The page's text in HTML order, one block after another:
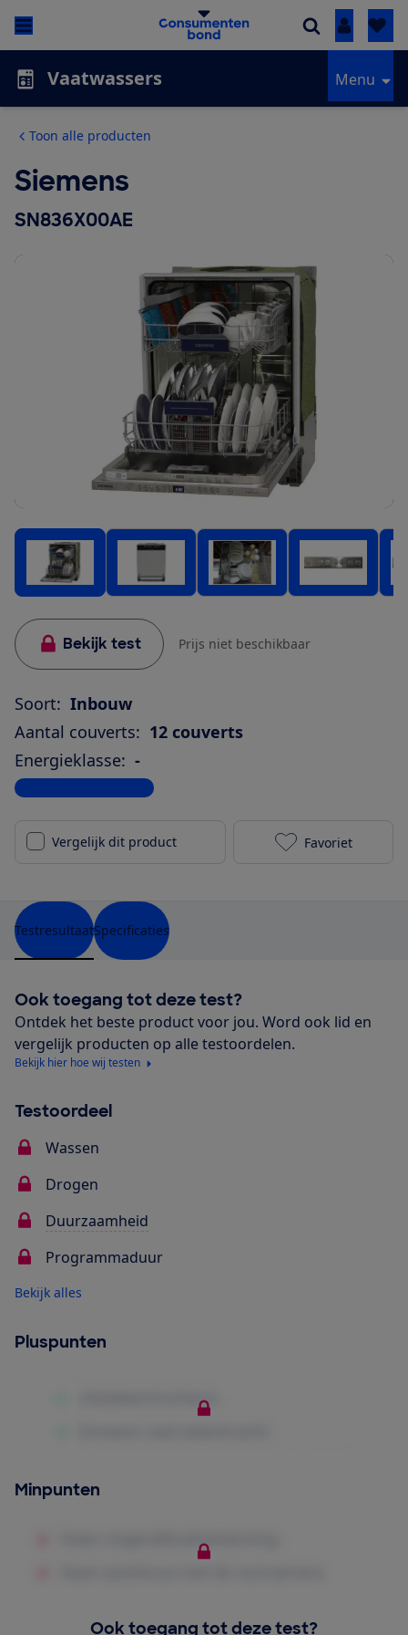
Inloggen
Vaatwassers Menu
Toon alle producten
Siemens
SN836X00AE
Bekijk test Prijs niet beschikbaar
Soort: Inbouw
Aantal couverts: 12 couverts
Energieklasse: -
Bekijk alle specificaties
Vergelijk dit product Siemens
Favoriet
TestresultaatSpecificaties
Ook toegang tot deze test?
Ontdek het beste product voor jou. Word ook lid en
vergelijk producten op alle testoordelen.
Bekijk hier hoe wij testen
Testoordeel
Wassen
Drogen
Duurzaamheid
Programmaduur
Bekijk alles
Pluspunten
Minpunten
Ook toegang tot deze test?